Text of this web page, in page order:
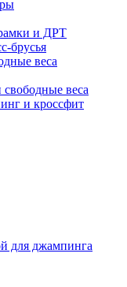
и ДРТ
брусья
веса
веса
и кроссфит
для джампинга